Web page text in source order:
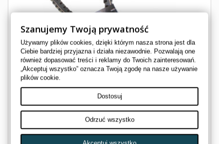
Szanujemy Twoją prywatność
Używamy plików cookies, dzięki którym nasza strona jest dla
Ciebie bardziej przyjazna i działa niezawodnie. Pozwalają one
również dopasować treści i reklamy do Twoich zainteresowań.
„Akceptuj wszystko” oznacza Twoją zgodę na nasze używanie
plików cookie.
Dostosuj
Odrzuć wszystko